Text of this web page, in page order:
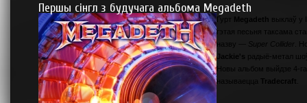
Першы сінгл з будучага альбома Megadeth
Гурт Megadeth выклаў у
гэтая песьня таксама
назву —
Super Collider
.
Jackie's радыё-метал
Новы альбом выйдзе 4-
называецца Tradecraft